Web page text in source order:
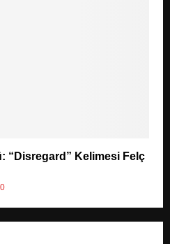
“Disregard” Kelimesi Felç
0